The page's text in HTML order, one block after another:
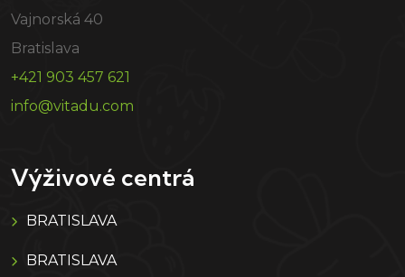
Vajnorská 40
Bratislava
+421 903 457 621
info@vitadu.com
Výživové centrá
BRATISLAVA
BRATISLAVA